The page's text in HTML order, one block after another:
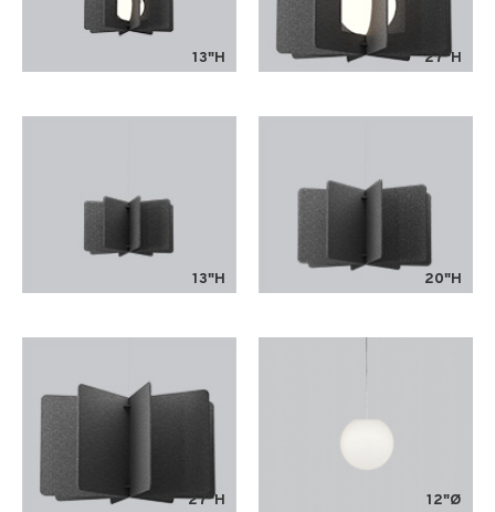
13"H 27"H
13"H 20"H
27"H 12"Ø